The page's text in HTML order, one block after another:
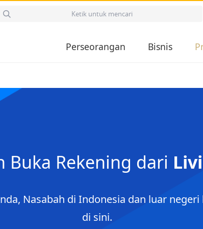
Perseorangan Bisnis
Buka Rekening dari
Nasabah di Indonesia dan luar
di sini.​